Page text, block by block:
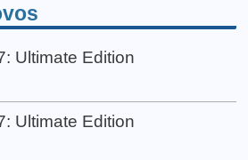
Ultimate Edition
Ultimate Edition